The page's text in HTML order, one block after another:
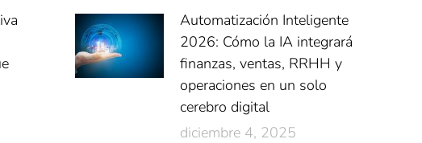
Automatización Inteligente
2026: Cómo la IA integrará
finanzas, ventas, RRHH y
operaciones en un solo
cerebro digital
diciembre 4, 2025